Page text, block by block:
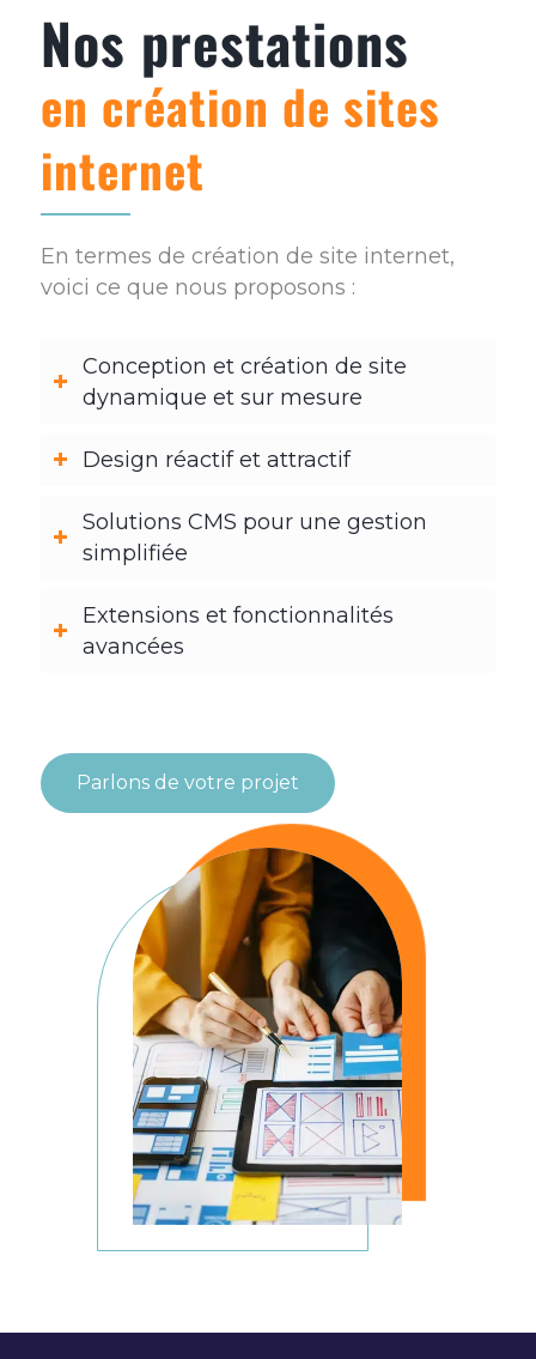
Nos prestations
en création de sites
internet
En termes de création de site internet,
voici ce que nous proposons :
Conception et création de site
dynamique et sur mesure
Design réactif et attractif
Solutions CMS pour une gestion
simplifiée
Extensions et fonctionnalités
avancées
Parlons de votre projet